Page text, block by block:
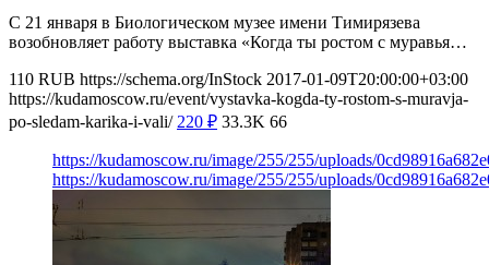
С 21 января в Биологическом музее имени Тимирязева
возобновляет работу выставка «Когда ты ростом с муравья…
110 RUB https://schema.org/InStock 2017-01-09T20:00:00+03:00
https://kudamoscow.ru/event/vystavka-kogda-ty-rostom-s-muravja-
po-sledam-karika-i-vali/ 220 ₽ 33.3K 66
https://kudamoscow.ru/image/255/255/uploads/
https://kudamoscow.ru/image/255/255/uploads/